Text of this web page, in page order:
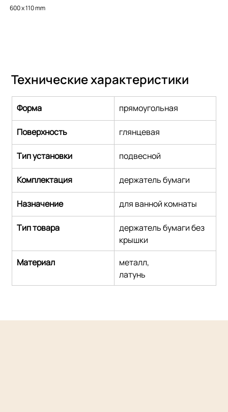
600 x 110 mm
Технические характеристики
Форма прямоугольная
Поверхность глянцевая
Тип установки подвесной
Комплектация держатель бумаги
Назначение для ванной комнаты
Тип товара
держатель бумаги без
крышки
Материал
металл,
латунь